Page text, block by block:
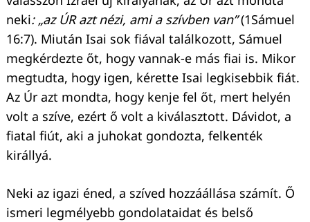
neki: „az ÚR azt nézi, ami a szívben van”(1Sámuel
16:7). Miután Isai sok fiával találkozott, Sámuel
megkérdezte őt, hogy vannak-e más fiai is. Mikor
megtudta, hogy igen, kérette Isai legkisebbik fiát.
Az Úr azt mondta, hogy kenje fel őt, mert helyén
volt a szíve, ezért ő volt a kiválasztott. Dávidot, a
fiatal fiút, aki a juhokat gondozta, felkenték
királlyá.
Neki az igazi éned, a szíved hozzáállása számít. Ő
ismeri legmélyebb gondolataidat és belső